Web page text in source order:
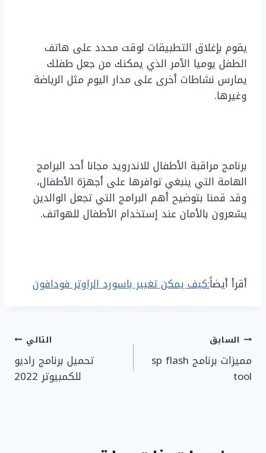
يقوم بإغلاق التطبيقات لوقت محدد على هاتف
الطفل يوميا الأمر الذي يمكنك من جعل طفلك
يمارس نشاطات أخرى على مدار اليوم مثل الرياضة
وغيرها.
برنامج مراقبة الأطفال للاندرويد مجانا أحد البرامج
الهامة التي ينبغي توافرها على أجهزة الأطفال،
وقد قمنا بتوضيح أهم البرامج التي تجعل الوالدين
يشعرون بالأمان عند إستخدام الأطفال للهواتف.
أقرأ أيضاً:كيف يمكن تغيير باسورد الراوتر فودافون
تصفّح
المقالات
السابق
مميزات برنامج sp flash
tool
التالي
تحميل برنامج راديو
للكمبيوتر 2022